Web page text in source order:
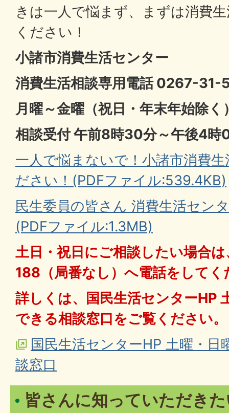
きは一人で悩まず、まずは消費
ください！
小諸市消費生活センター
消費生活相談専用電話 0267-31-
月曜～金曜（祝日・年末年始除く
相談受付 午前8時30分～午後4時
一人で悩まないで！小諸市消費
ださい！(PDFファイル:539.4KB)
民生委員の皆さん 消費生活セン
(PDFファイル:1.3MB)
土日・祝日にご相談したい場合
188（局番なし）へ電話をしてく
詳しくは、国民生活センターHP
できる相談窓口をご覧ください。
国民生活センターHP 土曜・日
談窓口
皆さんに知っていただき